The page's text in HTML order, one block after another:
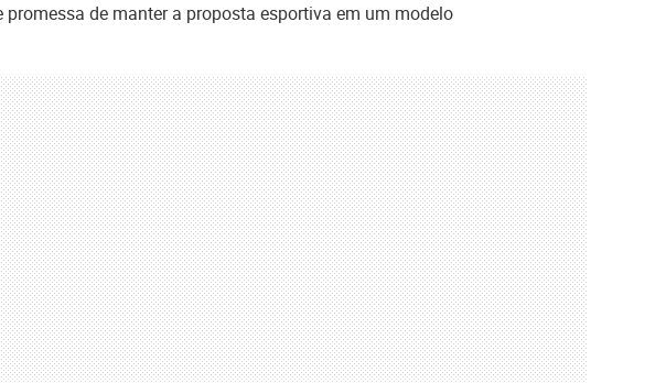
de manter a proposta esportiva em um modelo